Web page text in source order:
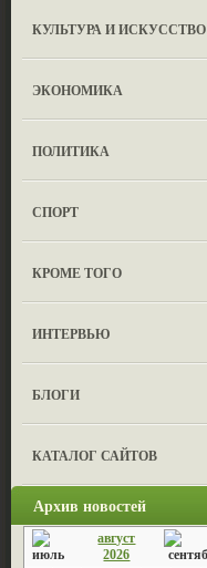
КУЛЬТУРА И ИСКУССТВО
ЭКОНОМИКА
ПОЛИТИКА
СПОРТ
КРОМЕ ТОГО
ИНТЕРВЬЮ
БЛОГИ
КАТАЛОГ САЙТОВ
Архив новостей
август
2026